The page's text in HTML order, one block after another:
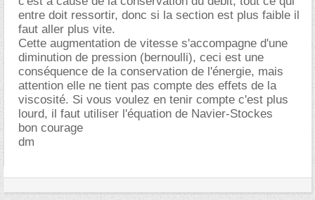
entre doit ressortir, donc si la section est plus faible il
faut aller plus vite.
Cette augmentation de vitesse s'accompagne d'une
diminution de pression (bernoulli), ceci est une
conséquence de la conservation de l'énergie, mais
attention elle ne tient pas compte des effets de la
viscosité. Si vous voulez en tenir compte c'est plus
lourd, il faut utiliser l'équation de Navier-Stockes
bon courage
dm